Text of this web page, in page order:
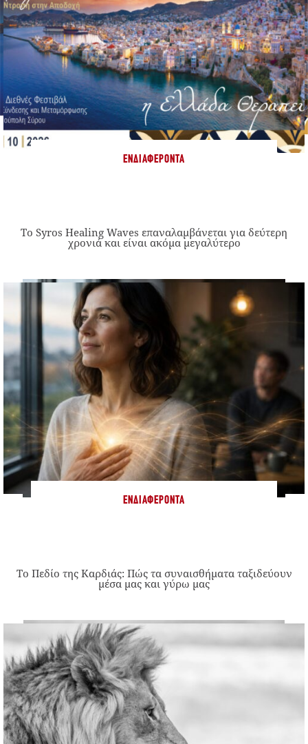
ΕΝΔΙΑΦΈΡΟΝΤΑ
Το Syros Healing Waves επαναλαμβάνεται για δεύτερη
χρονιά και είναι ακόμα μεγαλύτερο
ΕΝΔΙΑΦΈΡΟΝΤΑ
Το Πεδίο της Καρδιάς: Πώς τα συναισθήματα ταξιδεύουν
μέσα μας και γύρω μας